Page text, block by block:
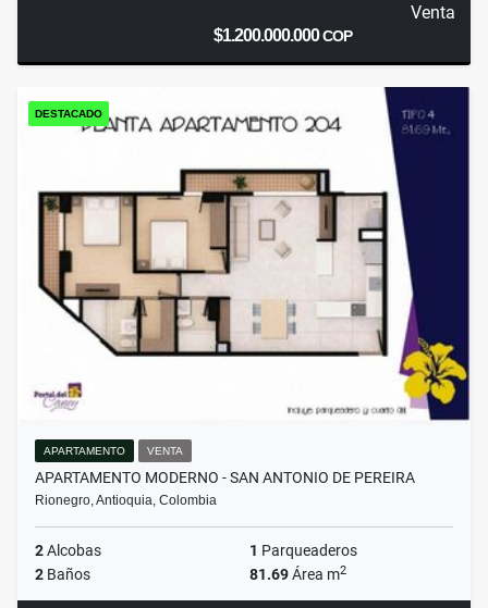
Venta
$1.200.000.000COP
DESTACADO
APARTAMENTO VENTA
APARTAMENTO MODERNO - SAN ANTONIO DE PEREIRA
Rionegro, Antioquia, Colombia
2Alcobas 1 Parqueaderos
2 Baños 81.69Área m2